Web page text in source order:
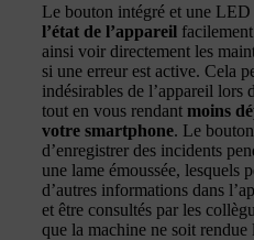
Le bouton intégré et une
l’état de l’appareil
ainsi voir directement les
si une erreur est active. Cela
indésirables de l’appareil lors
tout en vous rendant moins
votre smartphone. Le
d’enregistrer des incidents
une lame émoussée, lesquels
d’autres informations dans
et être consultés par les
que la machine ne soit rendue